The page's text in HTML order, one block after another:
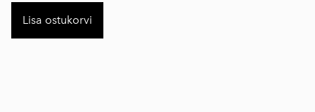
Lisa ostukorvi